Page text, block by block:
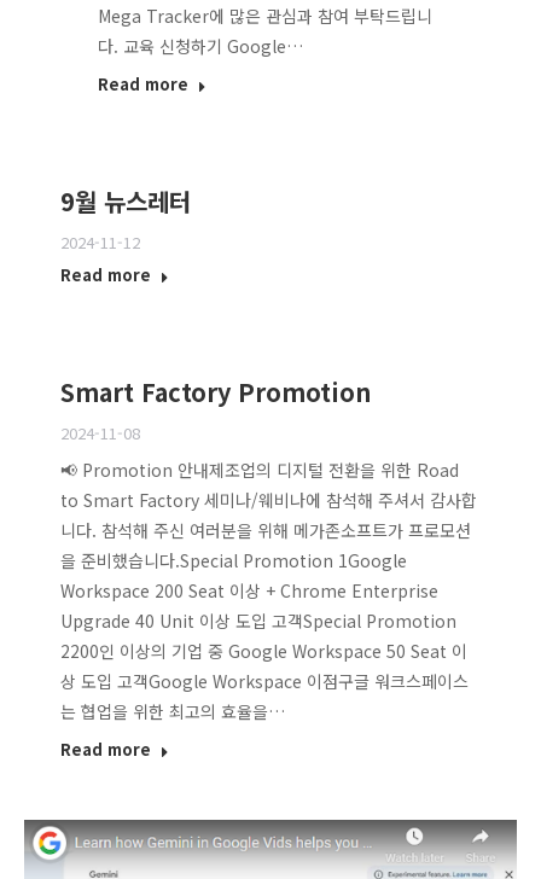
Mega Tracker에 많은 관심과 참여 부탁드립니
다. 교육 신청하기 Google…
Read more
9월 뉴스레터
2024-11-12
Read more
Smart Factory Promotion
2024-11-08
📢 Promotion 안내제조업의 디지털 전환을 위한 Road
to Smart Factory 세미나/웨비나에 참석해 주셔서 감사합
니다. 참석해 주신 여러분을 위해 메가존소프트가 프로모션
을 준비했습니다.Special Promotion 1Google
Workspace 200 Seat 이상 + Chrome Enterprise
Upgrade 40 Unit 이상 도입 고객Special Promotion
2200인 이상의 기업 중 Google Workspace 50 Seat 이
상 도입 고객Google Workspace 이점구글 워크스페이스
는 협업을 위한 최고의 효율을…
Read more